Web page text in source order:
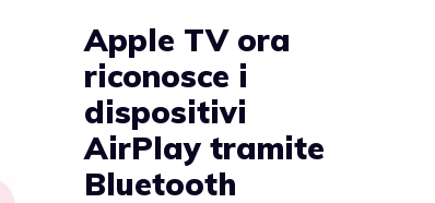
Apple TV ora
riconosce i
dispositivi
AirPlay tramite
Bluetooth